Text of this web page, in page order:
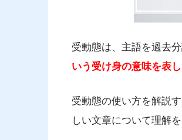
受動態は、主語を過去
いう受け身の意味を表
受動態の使い方を解説
しい文章について理解